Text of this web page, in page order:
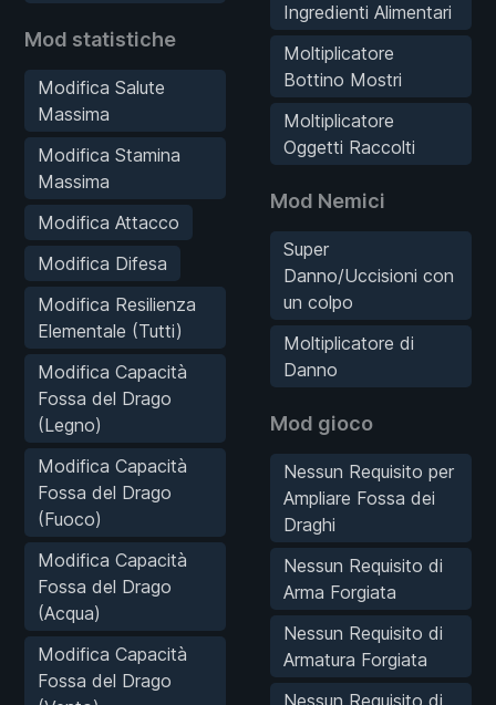
Mod statistiche
Modifica Salute
Massima
Modifica Stamina
Massima
Modifica Attacco
Modifica Difesa
Modifica Resilienza
Elementale (Tutti)
Modifica Capacità
Fossa del Drago
(Legno)
Modifica Capacità
Fossa del Drago
(Fuoco)
Modifica Capacità
Fossa del Drago
(Acqua)
Modifica Capacità
Fossa del Drago
Ingredienti Alimentari
Moltiplicatore
Bottino Mostri
Moltiplicatore
Oggetti Raccolti
Mod Nemici
Super
Danno/Uccisioni con
un colpo
Moltiplicatore di
Danno
Mod gioco
Nessun Requisito per
Ampliare Fossa dei
Draghi
Nessun Requisito di
Arma Forgiata
Nessun Requisito di
Armatura Forgiata